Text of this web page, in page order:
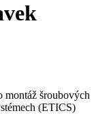
montáž šroubových
(ETICS)